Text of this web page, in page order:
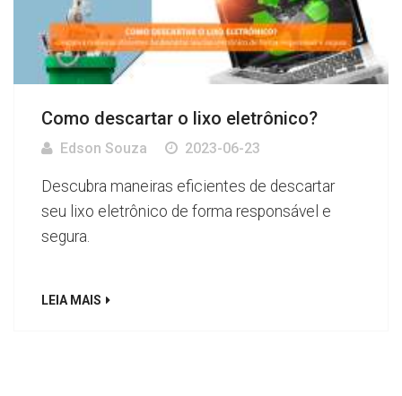
Como descartar o lixo eletrônico?
Edson Souza 2023-06-23
Descubra maneiras eficientes de descartar
seu lixo eletrônico de forma responsável e
segura.
LEIA MAIS